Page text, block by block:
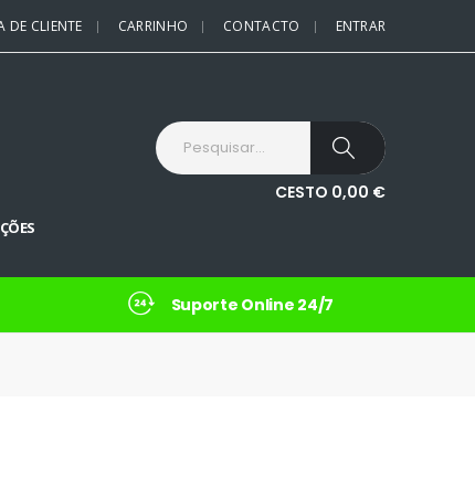
DE CLIENTE CARRINHO CONTACTO ENTRAR
CESTO 0,00 €
Suporte Online 24/7